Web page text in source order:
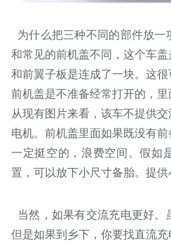
为什么把三种不同的部件放一
和常见的前机盖不同，这个车
和前翼子板是连成了一块。这
前机盖是不准备经常打开的，
从现有图片来看，该车不提供
电机。前机盖里面如果既没有
一定挺空的，浪费空间。假如
置，可以放下小尺寸备胎。提供
当然，如果有交流充电更好。
但是如果到乡下，你要找直流